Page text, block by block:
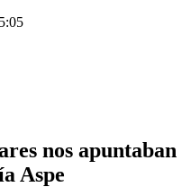
nos apuntaban
Aspe